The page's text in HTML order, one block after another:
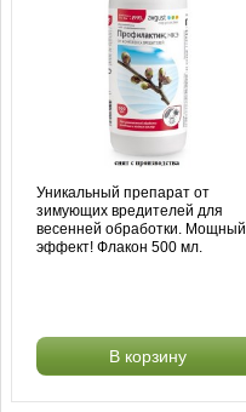
Уникальный препарат от
зимующих вредителей для
весенней обработки. Мощный
эффект! Флакон 500 мл.
В корзину